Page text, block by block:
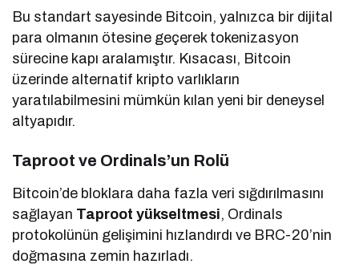
Bu standart sayesinde Bitcoin, yalnızca bir dijital
para olmanın ötesine geçerek tokenizasyon
sürecine kapı aralamıştır. Kısacası, Bitcoin
üzerinde alternatif kripto varlıkların
yaratılabilmesini mümkün kılan yeni bir deneysel
altyapıdır.
Taproot ve Ordinals’un Rolü
Bitcoin’de bloklara daha fazla veri sığdırılmasını
sağlayan Taproot yükseltmesi, Ordinals
protokolünün gelişimini hızlandırdı ve BRC-20’nin
doğmasına zemin hazırladı.